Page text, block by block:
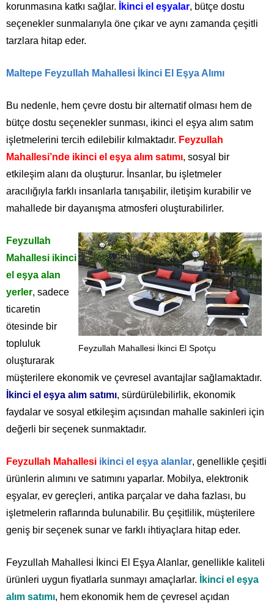
korunmasına katkı sağlar.
İkinci el eşyalar, bütçe dostu
seçenekler sunmalarıyla öne çıkar ve aynı zamanda çeşitli
tarzlara hitap eder.
Maltepe Feyzullah Mahallesi İkinci El Eşya Alımı
Bu nedenle, hem çevre dostu bir alternatif olması hem de
bütçe dostu seçenekler sunması, ikinci el eşya alım satım
işletmelerini tercih edilebilir kılmaktadır. Feyzullah
Mahallesi’nde ikinci el eşya alım satımı, sosyal bir
etkileşim alanı da oluşturur. İnsanlar, bu işletmeler
aracılığıyla farklı insanlarla tanışabilir, iletişim kurabilir ve
mahallede bir dayanışma atmosferi oluşturabilirler.
Feyzullah Mahallesi İkinci El Spotçu
Feyzullah
Mahallesi ikinci
el eşya alan
yerler, sadece
ticaretin
ötesinde bir
topluluk
oluşturarak
müşterilere ekonomik ve çevresel avantajlar sağlamaktadır.
İkinci el eşya alım satımı, sürdürülebilirlik, ekonomik
faydalar ve sosyal etkileşim açısından mahalle sakinleri için
değerli bir seçenek sunmaktadır.
Feyzullah Mahallesi ikinci el eşya alanlar, genellikle çeşitli
ürünlerin alımını ve satımını yaparlar. Mobilya, elektronik
eşyalar, ev gereçleri, antika parçalar ve daha fazlası, bu
işletmelerin raflarında bulunabilir. Bu çeşitlilik, müşterilere
geniş bir seçenek sunar ve farklı ihtiyaçlara hitap eder.
Feyzullah Mahallesi İkinci El Eşya Alanlar, genellikle kaliteli
ürünleri uygun fiyatlarla sunmayı amaçlarlar.
İkinci el eşya
alım satımı, hem ekonomik hem de çevresel açıdan